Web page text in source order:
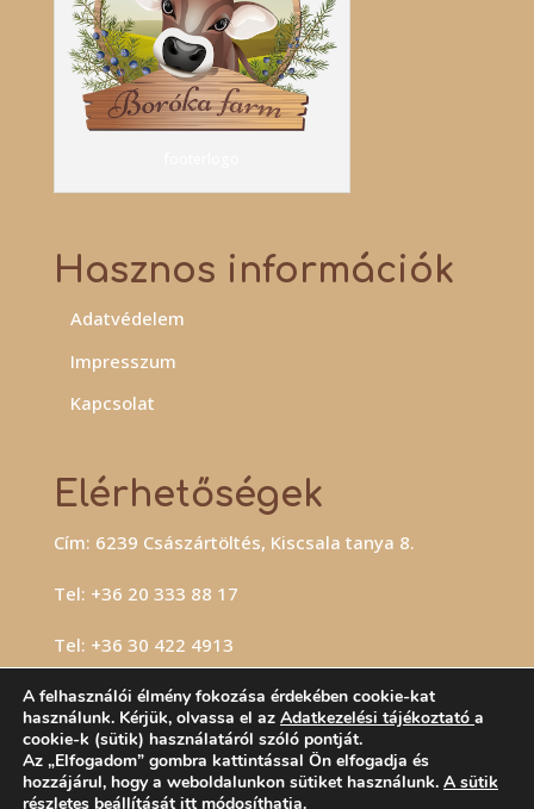
Hasznos információk
Adatvédelem
Impresszum
Kapcsolat
Elérhetőségek
Cím: 6239 Császártöltés, Kiscsala tanya 8.
Tel: +36 20 333 88 17
Tel: +36 30 422 4913
E-mail:info@borokafarm.hu
A felhasználói élmény fokozása érdekében cookie-kat
használunk. Kérjük, olvassa el az Adatkezelési tájékoztató a
cookie-k (sütik) használatáról szóló pontját.
Az „Elfogadom” gombra kattintással Ön elfogadja és
hozzájárul, hogy a weboldalunkon sütiket használunk. A sütik
részletes beállítását itt módosíthatja.